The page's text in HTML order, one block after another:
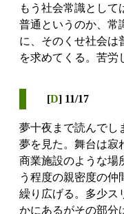
もう社会常識として
普通というのか、常
に、そのくせ社会は
を求めてくる。苦労
[D] 11/17
夢十夜まで読んでし
夢を見た。舞台は寂
商業施設のような場
う程度の親密度の仲
繰り広げる。多少ス
かにあるがその部分